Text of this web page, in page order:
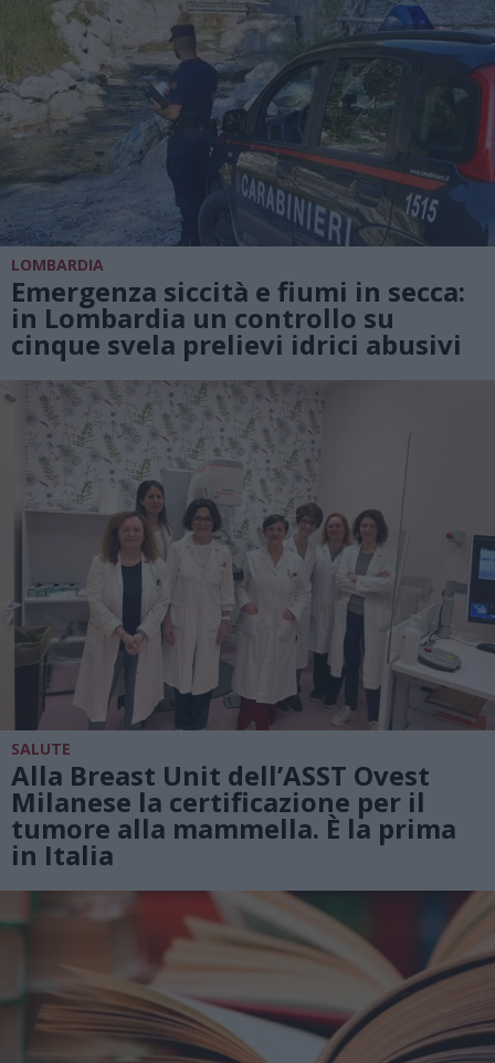
LOMBARDIA
Emergenza siccità e fiumi in secca:
in Lombardia un controllo su
cinque svela prelievi idrici abusivi
SALUTE
Alla Breast Unit dell’ASST Ovest
Milanese la certificazione per il
tumore alla mammella. È la prima
in Italia